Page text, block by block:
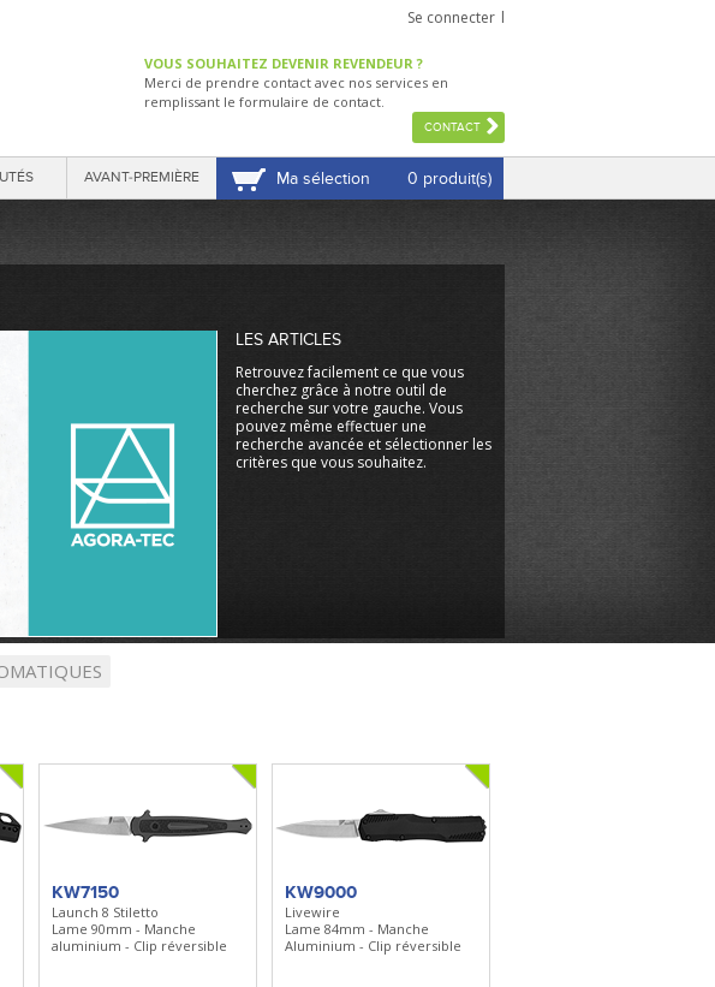
Se connecter
VOUS SOUHAITEZ DEVENIR REVENDEUR ?
Merci de prendre contact avec nos services en
remplissant le formulaire de contact.
CONTACT
AVANT-PREMIÈRE Ma sélection 0 produit(s)
LES ARTICLES
Retrouvez facilement ce que vous
cherchez grâce à notre outil de
recherche sur votre gauche. Vous
pouvez même effectuer une
recherche avancée et sélectionner les
critères que vous souhaitez.
KW7150
Launch 8 Stiletto
Lame 90mm - Manche
aluminium - Clip réversible
KW9000
Livewire
Lame 84mm - Manche
Aluminium - Clip réversible